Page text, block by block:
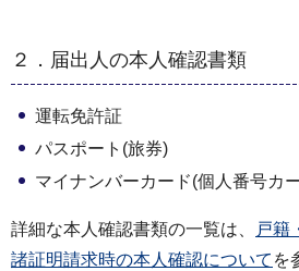
２．届出人の本人確認書類
運転免許証
パスポート(旅券)
マイナンバーカード(個人番号
詳細な本人確認書類の一覧は、
戸籍
諸証明請求時の本人確認について を